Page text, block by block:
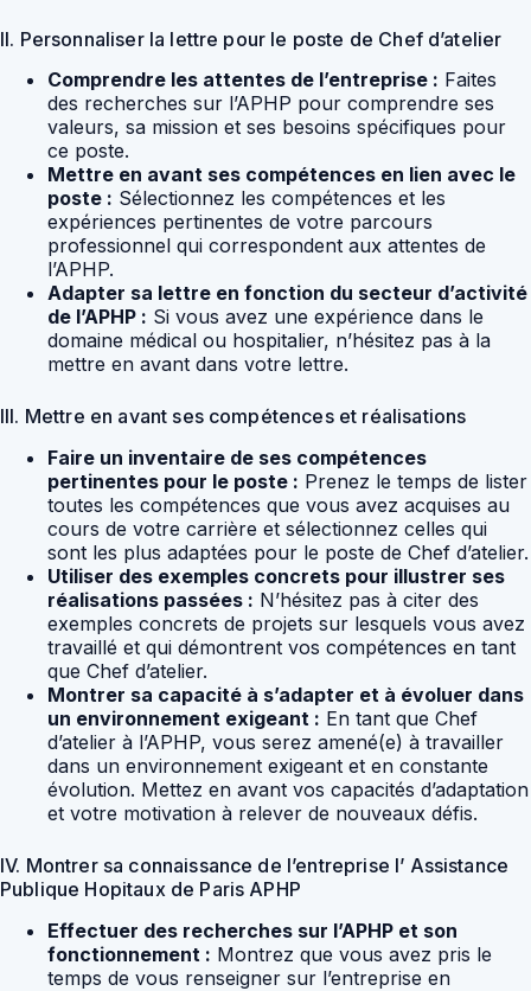
II. Personnaliser la lettre pour le poste de Chef d’atelier
Comprendre les attentes de l’entreprise : Faites
des recherches sur l’APHP pour comprendre ses
valeurs, sa mission et ses besoins spécifiques pour
ce poste.
Mettre en avant ses compétences en lien avec le
poste : Sélectionnez les compétences et les
expériences pertinentes de votre parcours
professionnel qui correspondent aux attentes de
l’APHP.
Adapter sa lettre en fonction du secteur d’activité
de l’APHP : Si vous avez une expérience dans le
domaine médical ou hospitalier, n’hésitez pas à la
mettre en avant dans votre lettre.
III. Mettre en avant ses compétences et réalisations
Faire un inventaire de ses compétences
pertinentes pour le poste : Prenez le temps de lister
toutes les compétences que vous avez acquises au
cours de votre carrière et sélectionnez celles qui
sont les plus adaptées pour le poste de Chef d’atelier.
Utiliser des exemples concrets pour illustrer ses
réalisations passées : N’hésitez pas à citer des
exemples concrets de projets sur lesquels vous avez
travaillé et qui démontrent vos compétences en tant
que Chef d’atelier.
Montrer sa capacité à s’adapter et à évoluer dans
un environnement exigeant : En tant que Chef
d’atelier à l’APHP, vous serez amené(e) à travailler
dans un environnement exigeant et en constante
évolution. Mettez en avant vos capacités d’adaptation
et votre motivation à relever de nouveaux défis.
IV. Montrer sa connaissance de l’entreprise l’ Assistance
Publique Hopitaux de Paris APHP
Effectuer des recherches sur l’APHP et son
fonctionnement : Montrez que vous avez pris le
temps de vous renseigner sur l’entreprise en